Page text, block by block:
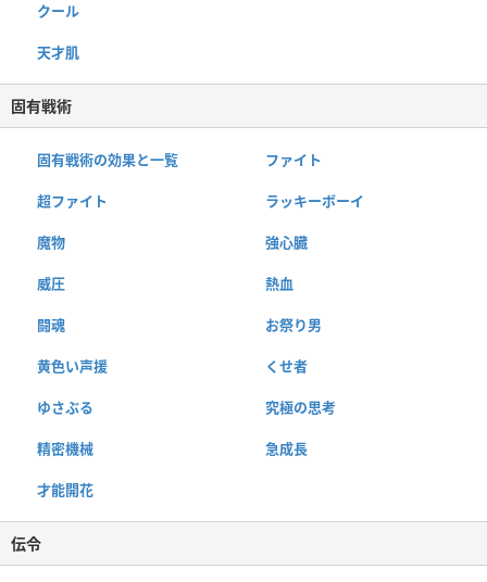
クール
天才肌
固有戦術
固有戦術の効果と一覧 ファイト
超ファイト ラッキーボーイ
魔物 強心臓
威圧 熱血
闘魂 お祭り男
黄色い声援 くせ者
ゆさぶる 究極の思考
精密機械 急成長
才能開花
伝令